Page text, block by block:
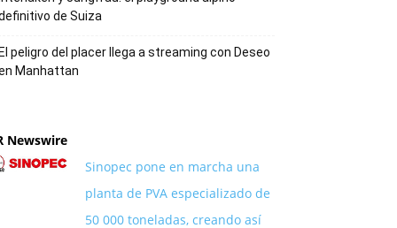
de Suiza
peligro del placer llega a streaming con Deseo
Manhattan
Newswire
Sinopec pone en marcha una
planta de PVA especializado de
50 000 toneladas, creando así